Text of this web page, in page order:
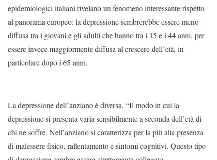
epidemiologici italiani rivelano un fenomeno interessante rispetto
al panorama europeo: la depressione sembrerebbe essere meno
diffusa tra i giovani e gli adulti che hanno tra i 15 e i 44 anni, per
essere invece maggiormente diffusa al crescere dell’età, in
particolare dopo i 65 anni.
La depressione dell’anziano è diversa. “Il modo in cui la
depressione si presenta varia sensibilmente a seconda dell’età di
chi ne soffre. Nell’anziano si caratterizza per la più alta presenza
di malessere fisico, rallentamento e sintomi cognitivi. Questo tipo